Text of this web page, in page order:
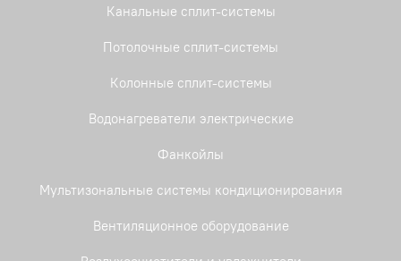
Канальные сплит-системы
Потолочные сплит-системы
Колонные сплит-системы
Водонагреватели электрические
Фанкойлы
Мультизональные системы кондиционирования
Вентиляционное оборудование